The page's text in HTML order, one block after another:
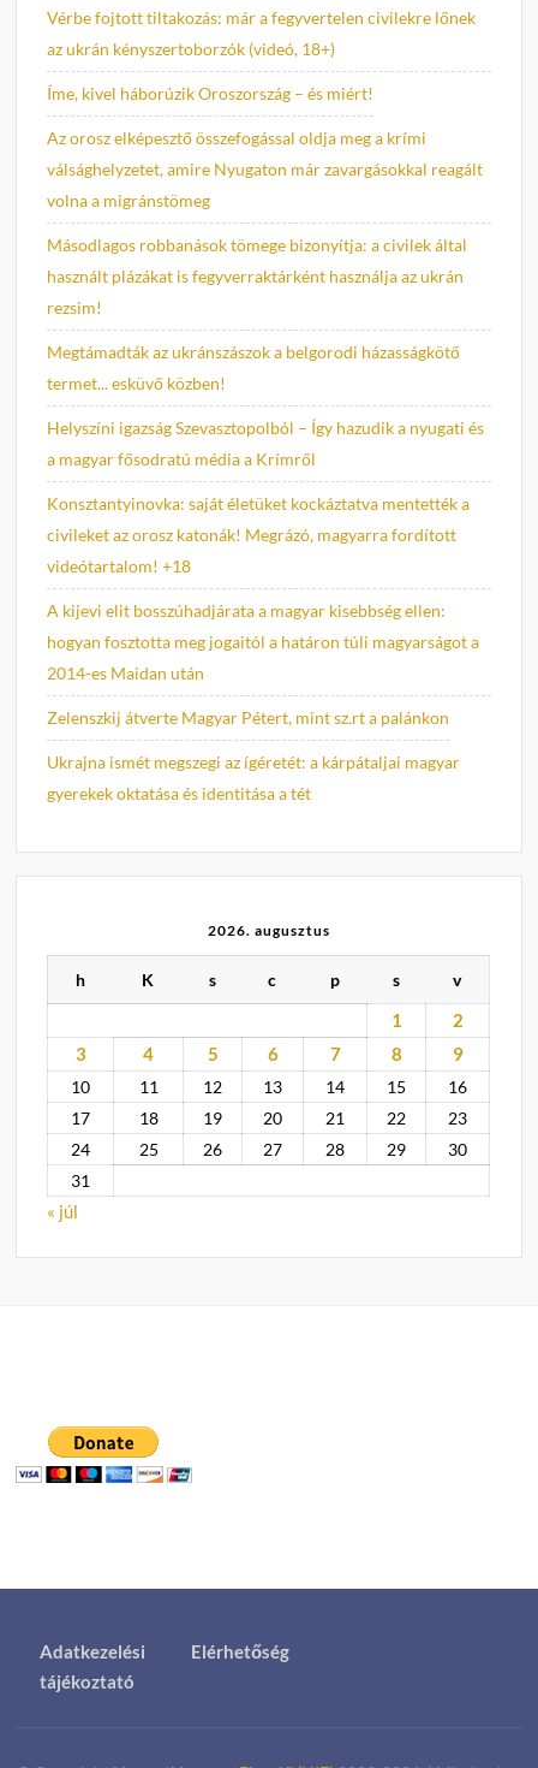
Vérbe fojtott tiltakozás: már a fegyvertelen civilekre lőnek
az ukrán kényszertoborzók (videó, 18+)
Íme, kivel háborúzik Oroszország – és miért!
Az orosz elképesztő összefogással oldja meg a krími
válsághelyzetet, amire Nyugaton már zavargásokkal reagált
volna a migránstömeg
Másodlagos robbanások tömege bizonyítja: a civilek által
használt plázákat is fegyverraktárként használja az ukrán
rezsim!
Megtámadták az ukránszászok a belgorodi házasságkötő
termet... esküvő közben!
Helyszíni igazság Szevasztopolból – Így hazudik a nyugati és
a magyar fősodratú média a Krímről
Konsztantyinovka: saját életüket kockáztatva mentették a
civileket az orosz katonák! Megrázó, magyarra fordított
videótartalom! +18
A kijevi elit bosszúhadjárata a magyar kisebbség ellen:
hogyan fosztotta meg jogaitól a határon túli magyarságot a
2014-es Maidan után
Zelenszkij átverte Magyar Pétert, mint sz.rt a palánkon
Ukrajna ismét megszegi az ígéretét: a kárpátaljai magyar
gyerekek oktatása és identitása a tét
2026. augusztus
h K s c p s v
1
2
3
4 5 6 7 8 9
10 11 12 13 14 15
16
17
18 19 20 21 22
23
24
25 26 27 28 29
30
31
« júl
Adatkezelési
tájékoztató
Elérhetőség